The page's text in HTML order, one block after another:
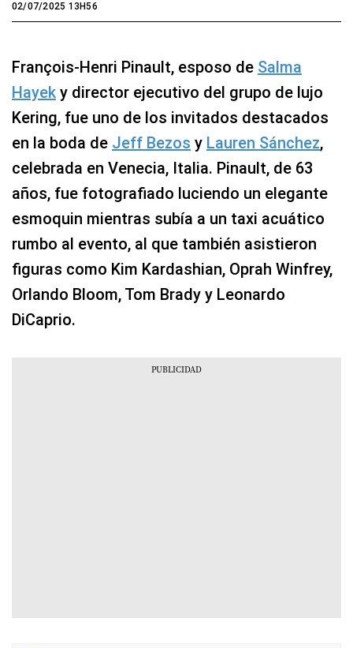
02/07/2025 13H56
François-Henri Pinault, esposo de Salma
Hayek y director ejecutivo del grupo de lujo
Kering, fue uno de los invitados destacados
en la boda de Jeff Bezos y Lauren Sánchez,
celebrada en Venecia, Italia. Pinault, de 63
años, fue fotografiado luciendo un elegante
esmoquin mientras subía a un taxi acuático
rumbo al evento, al que también asistieron
figuras como Kim Kardashian, Oprah Winfrey,
Orlando Bloom, Tom Brady y Leonardo
DiCaprio.